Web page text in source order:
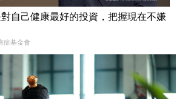
自己健康最好的投資，把握現在不嫌
症基金會